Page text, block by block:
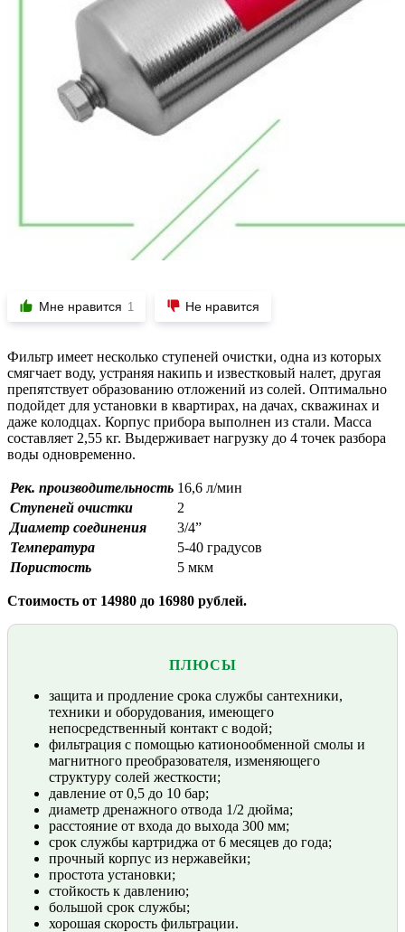
Мне нравится 1 Не нравится
Фильтр имеет несколько ступеней очистки, одна из которых
смягчает воду, устраняя накипь и известковый налет, другая
препятствует образованию отложений из солей. Оптимально
подойдет для установки в квартирах, на дачах, скважинах и
даже колодцах. Корпус прибора выполнен из стали. Масса
составляет 2,55 кг. Выдерживает нагрузку до 4 точек разбора
воды одновременно.
Рек. производительность 16,6 л/мин
Ступеней очистки
2
Диаметр соединения
3/4”
Температура
5-40 градусов
Пористость
5 мкм
Стоимость от 14980 до 16980 рублей.
ПЛЮСЫ
защита и продление срока службы сантехники,
техники и оборудования, имеющего
непосредственный контакт с водой;
фильтрация с помощью катионообменной смолы и
магнитного преобразователя, изменяющего
структуру солей жесткости;
давление от 0,5 до 10 бар;
диаметр дренажного отвода 1/2 дюйма;
расстояние от входа до выхода 300 мм;
срок службы картриджа от 6 месяцев до года;
прочный корпус из нержавейки;
простота установки;
стойкость к давлению;
большой срок службы;
хорошая скорость фильтрации.